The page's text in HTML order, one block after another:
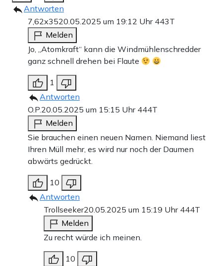
Antworten
7,62x3520.05.2025 um 19:12 Uhr 443T
Melden
Jo, „Atomkraft“ kann die Windmühlenschredder
ganz schnell drehen bei Flaute
1
Antworten
O.P.20.05.2025 um 15:15 Uhr 444T
Melden
Sie brauchen einen neuen Namen. Niemand liest
Ihren Müll mehr, es wird nur noch der Daumen
abwärts gedrückt.
10
Antworten
Trollseeker20.05.2025 um 15:19 Uhr 444T
Melden
Zu recht würde ich meinen.
10